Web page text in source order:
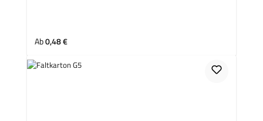
Regulärer Preis:
Ab0,48 €